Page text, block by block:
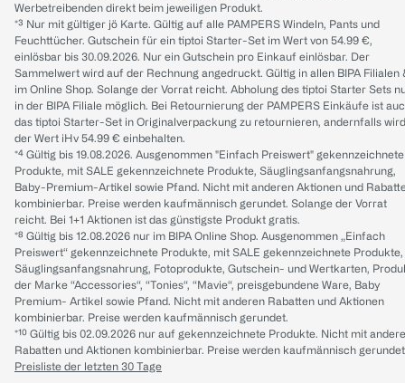
Werbetreibenden direkt beim jeweiligen Produkt.
*³ Nur mit gültiger jö Karte. Gültig auf alle PAMPERS Windeln, Pants und
Feuchttücher. Gutschein für ein tiptoi Starter-Set im Wert von 54.99 €,
einlösbar bis 30.09.2026. Nur ein Gutschein pro Einkauf einlösbar. Der
Sammelwert wird auf der Rechnung angedruckt. Gültig in allen BIPA Filialen
im Online Shop. Solange der Vorrat reicht. Abholung des tiptoi Starter Sets
in der BIPA Filiale möglich. Bei Retournierung der PAMPERS Einkäufe ist
das tiptoi Starter-Set in Originalverpackung zu retournieren, andernfalls wird
der Wert iHv 54.99 € einbehalten.
*⁴ Gültig bis 19.08.2026. Ausgenommen "Einfach Preiswert" gekennzeichnete
Produkte, mit SALE gekennzeichnete Produkte, Säuglingsanfangsnahrung,
Baby-Premium-Artikel sowie Pfand. Nicht mit anderen Aktionen und
kombinierbar. Preise werden kaufmännisch gerundet. Solange der Vorrat
reicht. Bei 1+1 Aktionen ist das günstigste Produkt gratis.
*⁸ Gültig bis 12.08.2026 nur im BIPA Online Shop. Ausgenommen „Einfach
Preiswert“ gekennzeichnete Produkte, mit SALE gekennzeichnete Produkte,
Säuglingsanfangsnahrung, Fotoprodukte, Gutschein- und Wertkarten,
der Marke “Accessories“, “Tonies“, “Mavie“, preisgebundene Ware, Baby
Premium- Artikel sowie Pfand. Nicht mit anderen Rabatten und Aktionen
kombinierbar. Preise werden kaufmännisch gerundet.
*¹⁰ Gültig bis 02.09.2026 nur auf gekennzeichnete Produkte. Nicht mit
Rabatten und Aktionen kombinierbar. Preise werden kaufmännisch
Preisliste der letzten 30 Tage